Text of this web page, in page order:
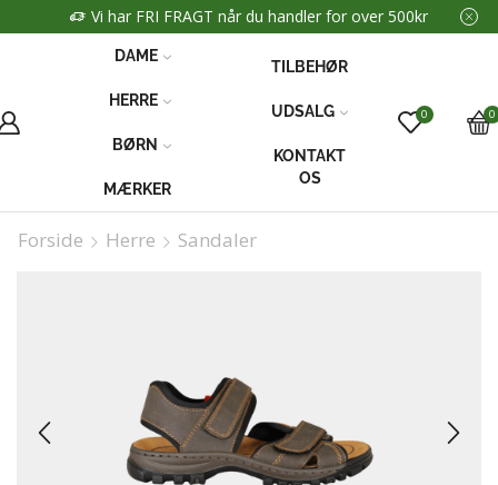
Vi har FRI FRAGT når du handler for over 500kr
DAME
HERRE
BØRN
MÆRKER
TILBEHØR
UDSALG
KONTAKT
OS
0 0
Forside Herre Sandaler